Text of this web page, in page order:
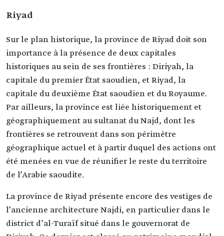
Riyad
Sur le plan historique, la province de Riyad doit son
importance à la présence de deux capitales
historiques au sein de ses frontières : Diriyah, la
capitale du premier État saoudien, et Riyad, la
capitale du deuxième État saoudien et du Royaume.
Par ailleurs, la province est liée historiquement et
géographiquement au sultanat du Najd, dont les
frontières se retrouvent dans son périmètre
géographique actuel et à partir duquel des actions ont
été menées en vue de réunifier le reste du territoire
de l’Arabie saoudite.
La province de Riyad présente encore des vestiges de
l’ancienne architecture Najdi, en particulier dans le
district d’al-Turaïf situé dans le gouvernorat de